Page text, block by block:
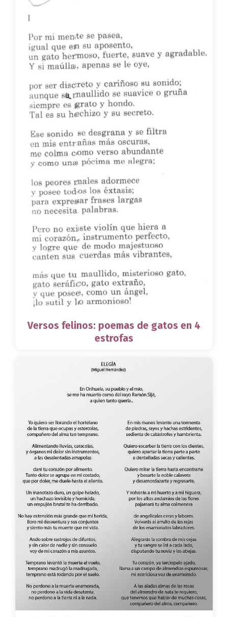
Versos felinos: poemas de gatos en 4
estrofas